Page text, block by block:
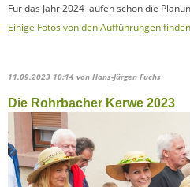
Für das Jahr 2024 laufen schon die
Einige Fotos von den Aufführungen
11.09.2023 10:14 von Hans-Jürgen Fuchs
Die Rohrbacher Kerwe 2023